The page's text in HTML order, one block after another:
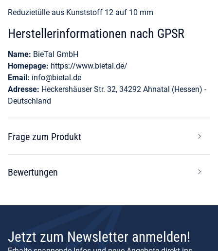
Reduzietülle aus Kunststoff 12 auf 10 mm
Herstellerinformationen nach GPSR
Name: BieTal GmbH
Homepage: https://www.bietal.de/
Email: info@bietal.de
Adresse: Heckershäuser Str. 32, 34292 Ahnatal (Hessen) -
Deutschland
Frage zum Produkt
Bewertungen
Jetzt zum Newsletter anmelden!